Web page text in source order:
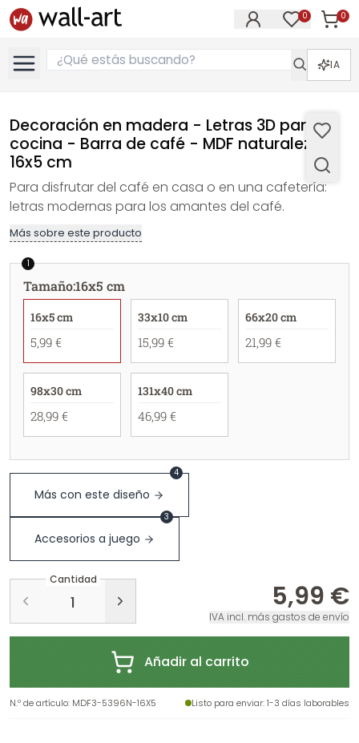
0 0
IA
Decoración en madera - Letras 3D para la
cocina - Barra de café - MDF naturaleza -
16x5 cm
Para disfrutar del café en casa o en una cafetería:
letras modernas para los amantes del café.
Más sobre este producto
1
Tamaño:16x5 cm
16x5 cm
5,99 €
33x10 cm
15,99 €
66x20 cm
21,99 €
98x30 cm
28,99 €
131x40 cm
46,99 €
Más con este diseño
4
Accesorios a juego
3
Cantidad
5,99 €
IVA incl. más gastos de envío
Añadir al carrito
N.º de artículo: MDF3-5396N-16X5 Listo para enviar: 1-3 días laborables